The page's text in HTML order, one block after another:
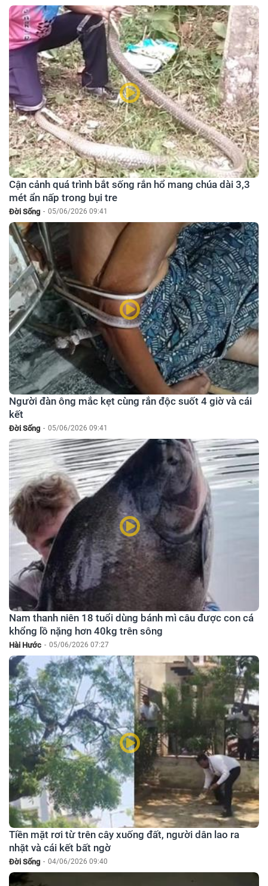
Cận cảnh quá trình bắt sống rắn hổ mang chúa dài 3,3
mét ẩn nấp trong bụi tre
Đời Sống - 05/06/2026 09:41
Người đàn ông mắc kẹt cùng rắn độc suốt 4 giờ và cái
kết
Đời Sống - 05/06/2026 09:41
Nam thanh niên 18 tuổi dùng bánh mì câu được con cá
khổng lồ nặng hơn 40kg trên sông
Hài Hước - 05/06/2026 07:27
Tiền mặt rơi từ trên cây xuống đất, người dân lao ra
nhặt và cái kết bất ngờ
Đời Sống - 04/06/2026 09:40